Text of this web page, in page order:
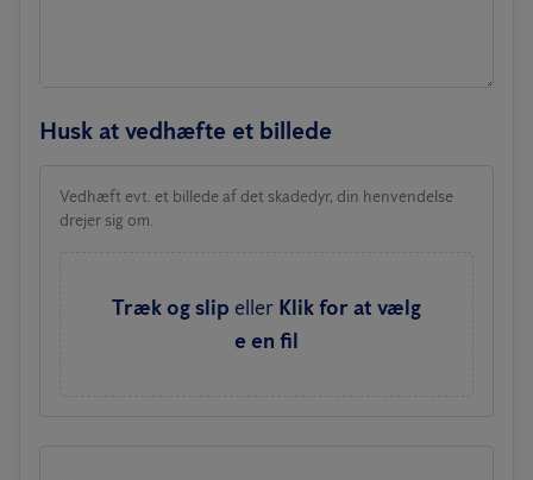
Husk at vedhæfte et billede
Vedhæft evt. et billede af det skadedyr, din henvendelse
drejer sig om.
Træk og slip eller Klik for at vælg
e en fil